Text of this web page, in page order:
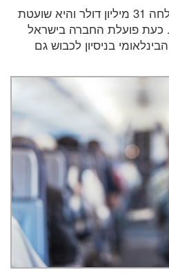
החברה הצעירה גייסה בהצלחה 31 מיליון דולר והיא שועטת
כעת פועלת החברה בישראל
בניסיון לכבוש גם